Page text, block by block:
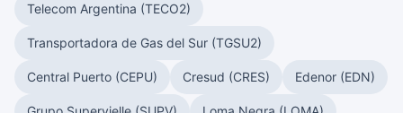
Telecom Argentina (TECO2)
Transportadora de Gas del Sur (TGSU2)
Central Puerto (CEPU) Cresud (CRES) Edenor (EDN)